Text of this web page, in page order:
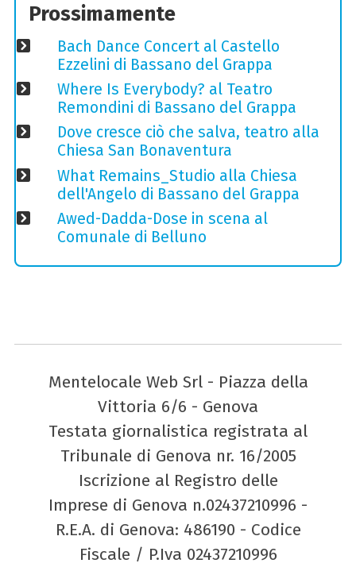
Prossimamente
Bach Dance Concert al Castello
Ezzelini di Bassano del Grappa
Where Is Everybody? al Teatro
Remondini di Bassano del Grappa
Dove cresce ciò che salva, teatro alla
Chiesa San Bonaventura
What Remains_Studio alla Chiesa
dell'Angelo di Bassano del Grappa
Awed-Dadda-Dose in scena al
Comunale di Belluno
Mentelocale Web Srl - Piazza della
Vittoria 6/6 - Genova
Testata giornalistica registrata al
Tribunale di Genova nr. 16/2005
Iscrizione al Registro delle
Imprese di Genova n.02437210996 -
R.E.A. di Genova: 486190 - Codice
Fiscale / P.Iva 02437210996